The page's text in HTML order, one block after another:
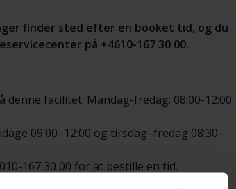
finder sted efter en booket tid, og du
på +4610-167 30 00.
facilitet: Mandag-fredag: 08:00-12:00
09:00–12:00 og tirsdag–fredag 08:30–
167 30 00 for at bestille en tid.